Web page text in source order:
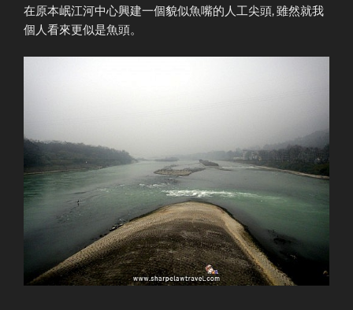
在原本岷江河中心興建一個貌似魚嘴的人工尖頭, 雖然就我
個人看來更似是魚頭。